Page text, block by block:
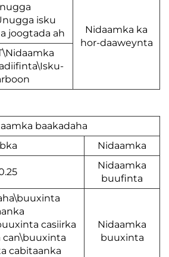
hor-
isku
mugga joogtada ah
UHT\Nidaamka
nadiifinta\Isku-
kaarboon
Nidaamka baakadaha
Qalabka
biyaha\buuxinta
cabitaanka
casiirka
can\buuxinta
cabitaanka